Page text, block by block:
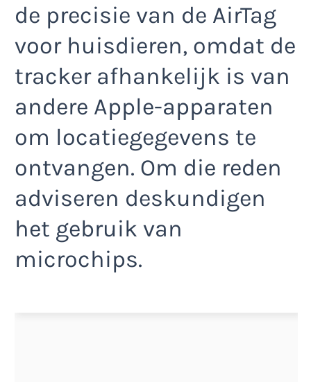
de precisie van de AirTag
voor huisdieren, omdat de
tracker afhankelijk is van
andere Apple-apparaten
om locatiegegevens te
ontvangen. Om die reden
adviseren deskundigen
het gebruik van
microchips.